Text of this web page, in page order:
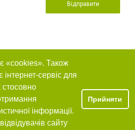
Відправити
«cookies». Також
сервіс для
стосовно
інформації.
сайту
Прийняти